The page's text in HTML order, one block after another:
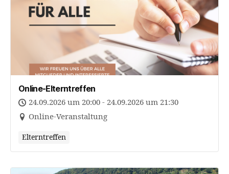
Online-Elterntreffen
24.09.2026 um 20:00 - 24.09.2026 um 21:30
Online-Veranstaltung
Elterntreffen